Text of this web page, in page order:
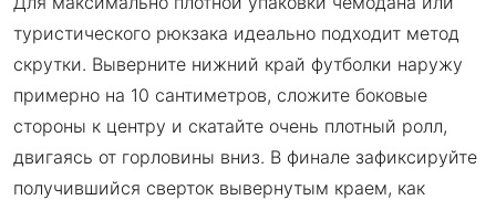
туристического рюкзака идеально подходит метод
скрутки. Выверните нижний край футболки наружу
примерно на 10 сантиметров, сложите боковые
стороны к центру и скатайте очень плотный ролл,
двигаясь от горловины вниз. В финале зафиксируйте
получившийся сверток вывернутым краем, как